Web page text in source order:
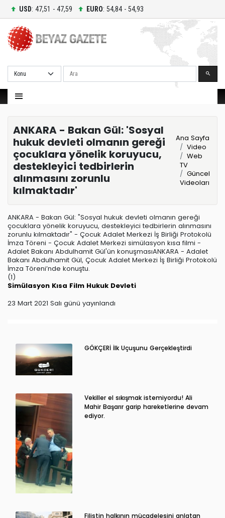
USD: 47,51 - 47,59 EURO: 54,84 - 54,93
Ara
ANKARA - Bakan Gül: 'Sosyal
hukuk devleti olmanın gereği
çocuklara yönelik koruyucu,
destekleyici tedbirlerin
alınmasını zorunlu
kılmaktadır'
Ana Sayfa
Video
Web
TV
Güncel
Videoları
ANKARA - Bakan Gül: "Sosyal hukuk devleti olmanın gereği
çocuklara yönelik koruyucu, destekleyici tedbirlerin alınmasını
zorunlu kılmaktadır" - Çocuk Adalet Merkezi İş Birliği Protokolü
İmza Töreni - Çocuk Adalet Merkezi simülasyon kısa filmi -
Adalet Bakanı Abdulhamit Gül'ün konuşmasıANKARA - Adalet
Bakanı Abdulhamit Gül, Çocuk Adalet Merkezi İş Birliği Protokolü
İmza Töreni’nde konuştu.
(1)
Simülasyon Kısa Film Hukuk Devleti
23 Mart 2021 Salı günü yayınlandı
GÖKÇERİ İlk Uçuşunu Gerçekleştirdi
Vekiller el sıkışmak istemiyordu! Ali
Mahir Başarır garip hareketlerine devam
ediyor.
Filistin halkının mücadelesini anlatan